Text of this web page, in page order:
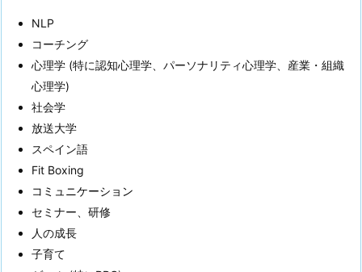
NLP
コーチング
心理学 (特に認知心理学、パーソナリティ心理学、産業・組織
心理学)
社会学
放送大学
スペイン語
Fit Boxing
コミュニケーション
セミナー、研修
人の成長
子育て